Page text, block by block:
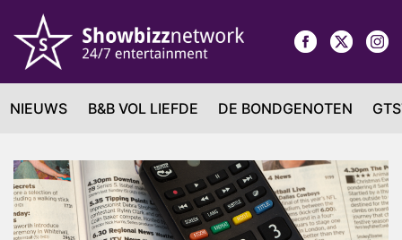
NIEUWS B&B VOL LIEFDE DE BONDGENOTEN